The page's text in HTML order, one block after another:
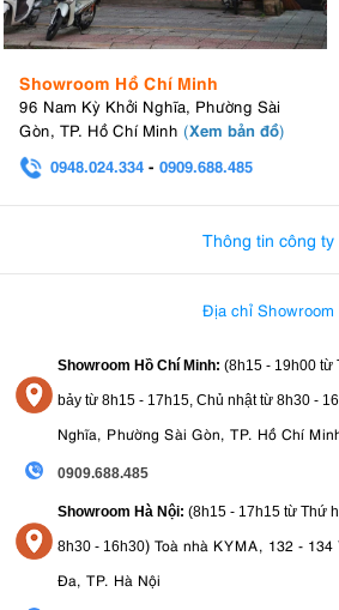
Showroom Hồ Chí Minh
96 Nam Kỳ Khởi Nghĩa, Phường Sài
Gòn, TP. Hồ Chí Minh (Xem bản đồ)
0948.024.334 - 0909.688.485
Thông tin công ty
Địa chỉ Showroom
Showroom Hồ Chí Minh: (8h15 - 19h00 từ
bảy từ 8h15 - 17h15, Chủ nhật từ 8h30 -
Nghĩa, Phường Sài Gòn, TP. Hồ Chí
0909.688.485
Showroom Hà Nội: (8h15 - 17h15 từ Thứ
8h30 - 16h30) Toà nhà KYMA, 132 -
Đa, TP. Hà Nội